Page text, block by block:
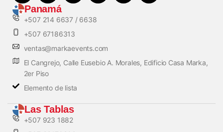
Panamá
+507 214 6637 / 6638
+507 67186313
ventas@markaevents.com
El Cangrejo, Calle Eusebio A. Morales, Edificio Casa Marka,
2er Piso
Elemento de lista
Las Tablas
+507 923 1882